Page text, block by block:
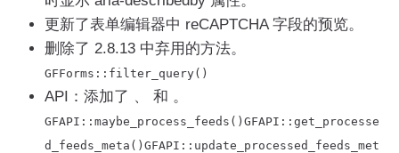
更新了表单编辑器中 reCAPTCHA 字段的预览。
删除了 2.8.13 中弃用的方法。
GFForms :: filter_query()
API：添加了 、 和 。
GFAPI :: maybe_process_feeds () GFAPI :: get_processe
d_feeds_meta () GFAPI :: update_processed_feeds_met